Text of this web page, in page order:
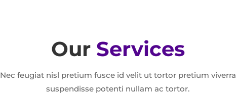
Our Services
Nec feugiat nisl pretium fusce id velit ut tortor pretium viverra
suspendisse potenti nullam ac tortor.